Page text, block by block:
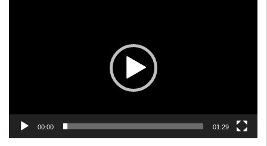
00:00 01:29